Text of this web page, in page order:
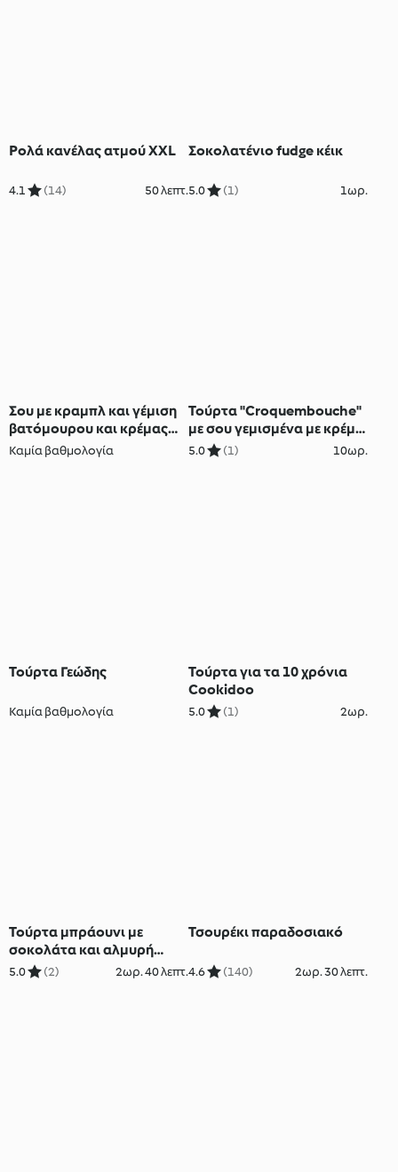
Ρολά κανέλας ατμού XXL
4.1 (14) 50 λεπτ.
Σοκολατένιο fudge κέικ
5.0 (1) 1ωρ.
Σου με κραμπλ και γέμιση
βατόμουρου και κρέμας
λευκής σοκολάτας
Καμία βαθμολογία
Τούρτα "Croquembouche"
με σου γεμισμένα με κρέμα
κάσταρντ πορτοκαλιού
5.0 (1) 10ωρ.
Τούρτα Γεώδης
Καμία βαθμολογία
Τούρτα για τα 10 χρόνια
Cookidoo
5.0 (1) 2ωρ.
Τούρτα μπράουνι με
σοκολάτα και αλμυρή
καραμέλα
5.0 (2) 2ωρ. 40 λεπτ.
Τσουρέκι παραδοσιακό
4.6 (140) 2ωρ. 30 λεπτ.